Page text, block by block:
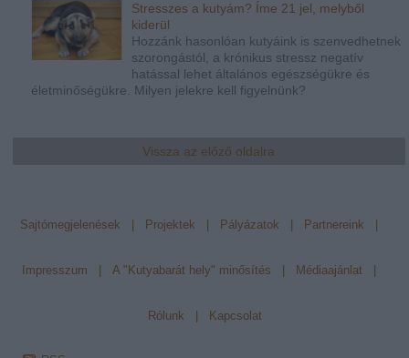
Stresszes a kutyám? Íme 21 jel, melyből
kiderül
Hozzánk hasonlóan kutyáink is szenvedhetnek
szorongástól, a krónikus stressz negatív
hatással lehet általános egészségükre és
életminőségükre. Milyen jelekre kell figyelnünk?
Vissza az előző oldalra
Sajtómegjelenések Projektek Pályázatok Partnereink
Impresszum A "Kutyabarát hely" minősítés Médiaajánlat
Rólunk Kapcsolat